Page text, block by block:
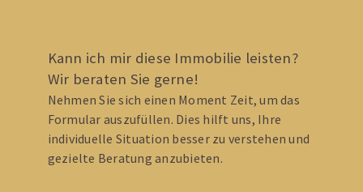
Kann ich mir diese Immobilie leisten?
Wir beraten Sie gerne!
Nehmen Sie sich einen Moment Zeit, um das
Formular auszufüllen. Dies hilft uns, Ihre
individuelle Situation besser zu verstehen und
gezielte Beratung anzubieten.